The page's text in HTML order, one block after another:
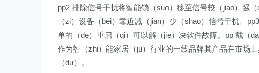
pp2 排除信号干扰将智能锁（suo）移至信号较（jiao）强
（zi）设备（bei）靠近减（jian）少（shao）信号干扰。
单的（de）重启（qi）可以解（jie）决软件故障。pp 戴（
作为智（zhi）能家居（ju）行业的一线品牌其产品在市场
（du）。